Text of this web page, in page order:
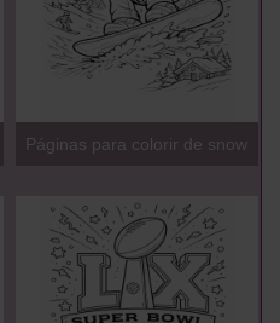
Páginas para colorir de